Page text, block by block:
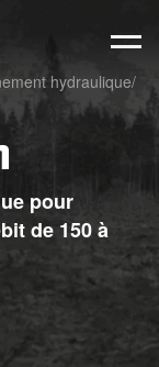
hydraulique/
pour
de 150 à